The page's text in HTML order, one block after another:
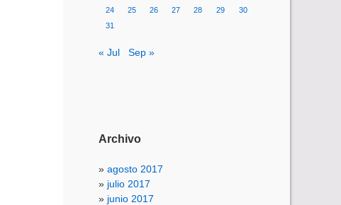
24
25 26 27 28 29
30
31
« Jul Sep »
Archivo
agosto 2017
julio 2017
junio 2017